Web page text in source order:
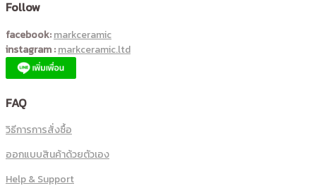
Follow
facebook:markceramic
instagram :markceramic.ltd
FAQ
วิธีการการสั่งซื้อ
ออกแบบสินค้าด้วยตัวเอง
Help & Support